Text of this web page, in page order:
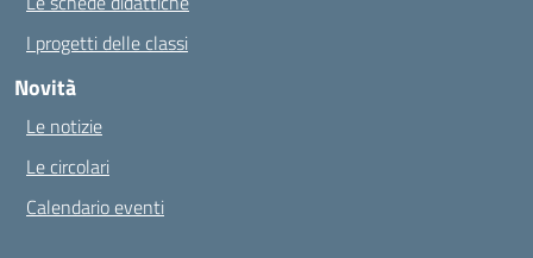
I progetti delle classi
Novità
Le notizie
Le circolari
Calendario eventi